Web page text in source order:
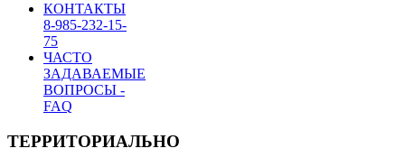
КОНТАКТЫ
8-985-232-15-
75
ЧАСТО
ЗАДАВАЕМЫЕ
ВОПРОСЫ -
FAQ
ТЕРРИТОРИАЛЬНО